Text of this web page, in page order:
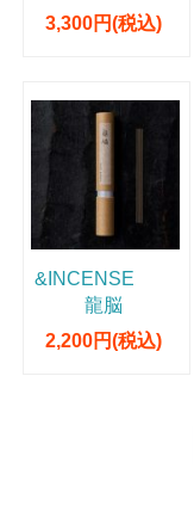
3,300円(税込)
&INCENSE
龍脳
2,200円(税込)